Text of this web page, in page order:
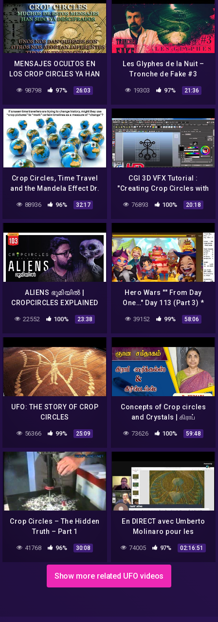
MENSAJES OCULTOS EN
LOS CROP CIRCLES YA HAN
SORPRENDENTES
98798 97% 26:03
Les Glyphes de la Nuit –
Tronche de Fake #3
19303 97% 21:36
Crop Circles, Time Travel
and the Mandela Effect Dr.
Horace R. Drew, Red Collie,
Caltech Ph.D. 1981
88936 96% 32:17
CGI 3D VFX Tutorial :
"Creating Crop Circles with
Paint Effects and Fur" – by
HD
76893 100% 20:18
ALIENS ഭൂമിയിൽ |
CROPCIRCLES EXPLAINED
MALAYALAM | DARKMODE
©BeyporeSultan Vlog 103
22552 100% 23:38
Hero Wars "" From Day
One…" Day 113 (Part 3) *
Crop Circles pt 2 *
39152 99% 58:06
UFO: THE STORY OF CROP
CIRCLES
56366 99% 25:09
Concepts of Crop circles
and Crystals | கிராப்
ஸர்க்கல்ஸ் & கிரிஸ்டல்ஸ் பற்றிய
விளக்கம் | B. Kumari
73626 100% 59:48
Crop Circles – The Hidden
Truth – Part 1
41768 96% 30:08
En DIRECT avec Umberto
Molinaro pour les
premiers Crop Circles de
2020 !
74005 97% 02:16:51
Show more related UFO videos